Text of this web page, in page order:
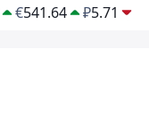
€541.64 ₽5.71